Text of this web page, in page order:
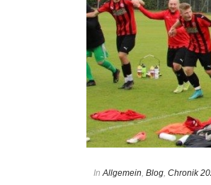
In Allgemein, Blog, Chronik